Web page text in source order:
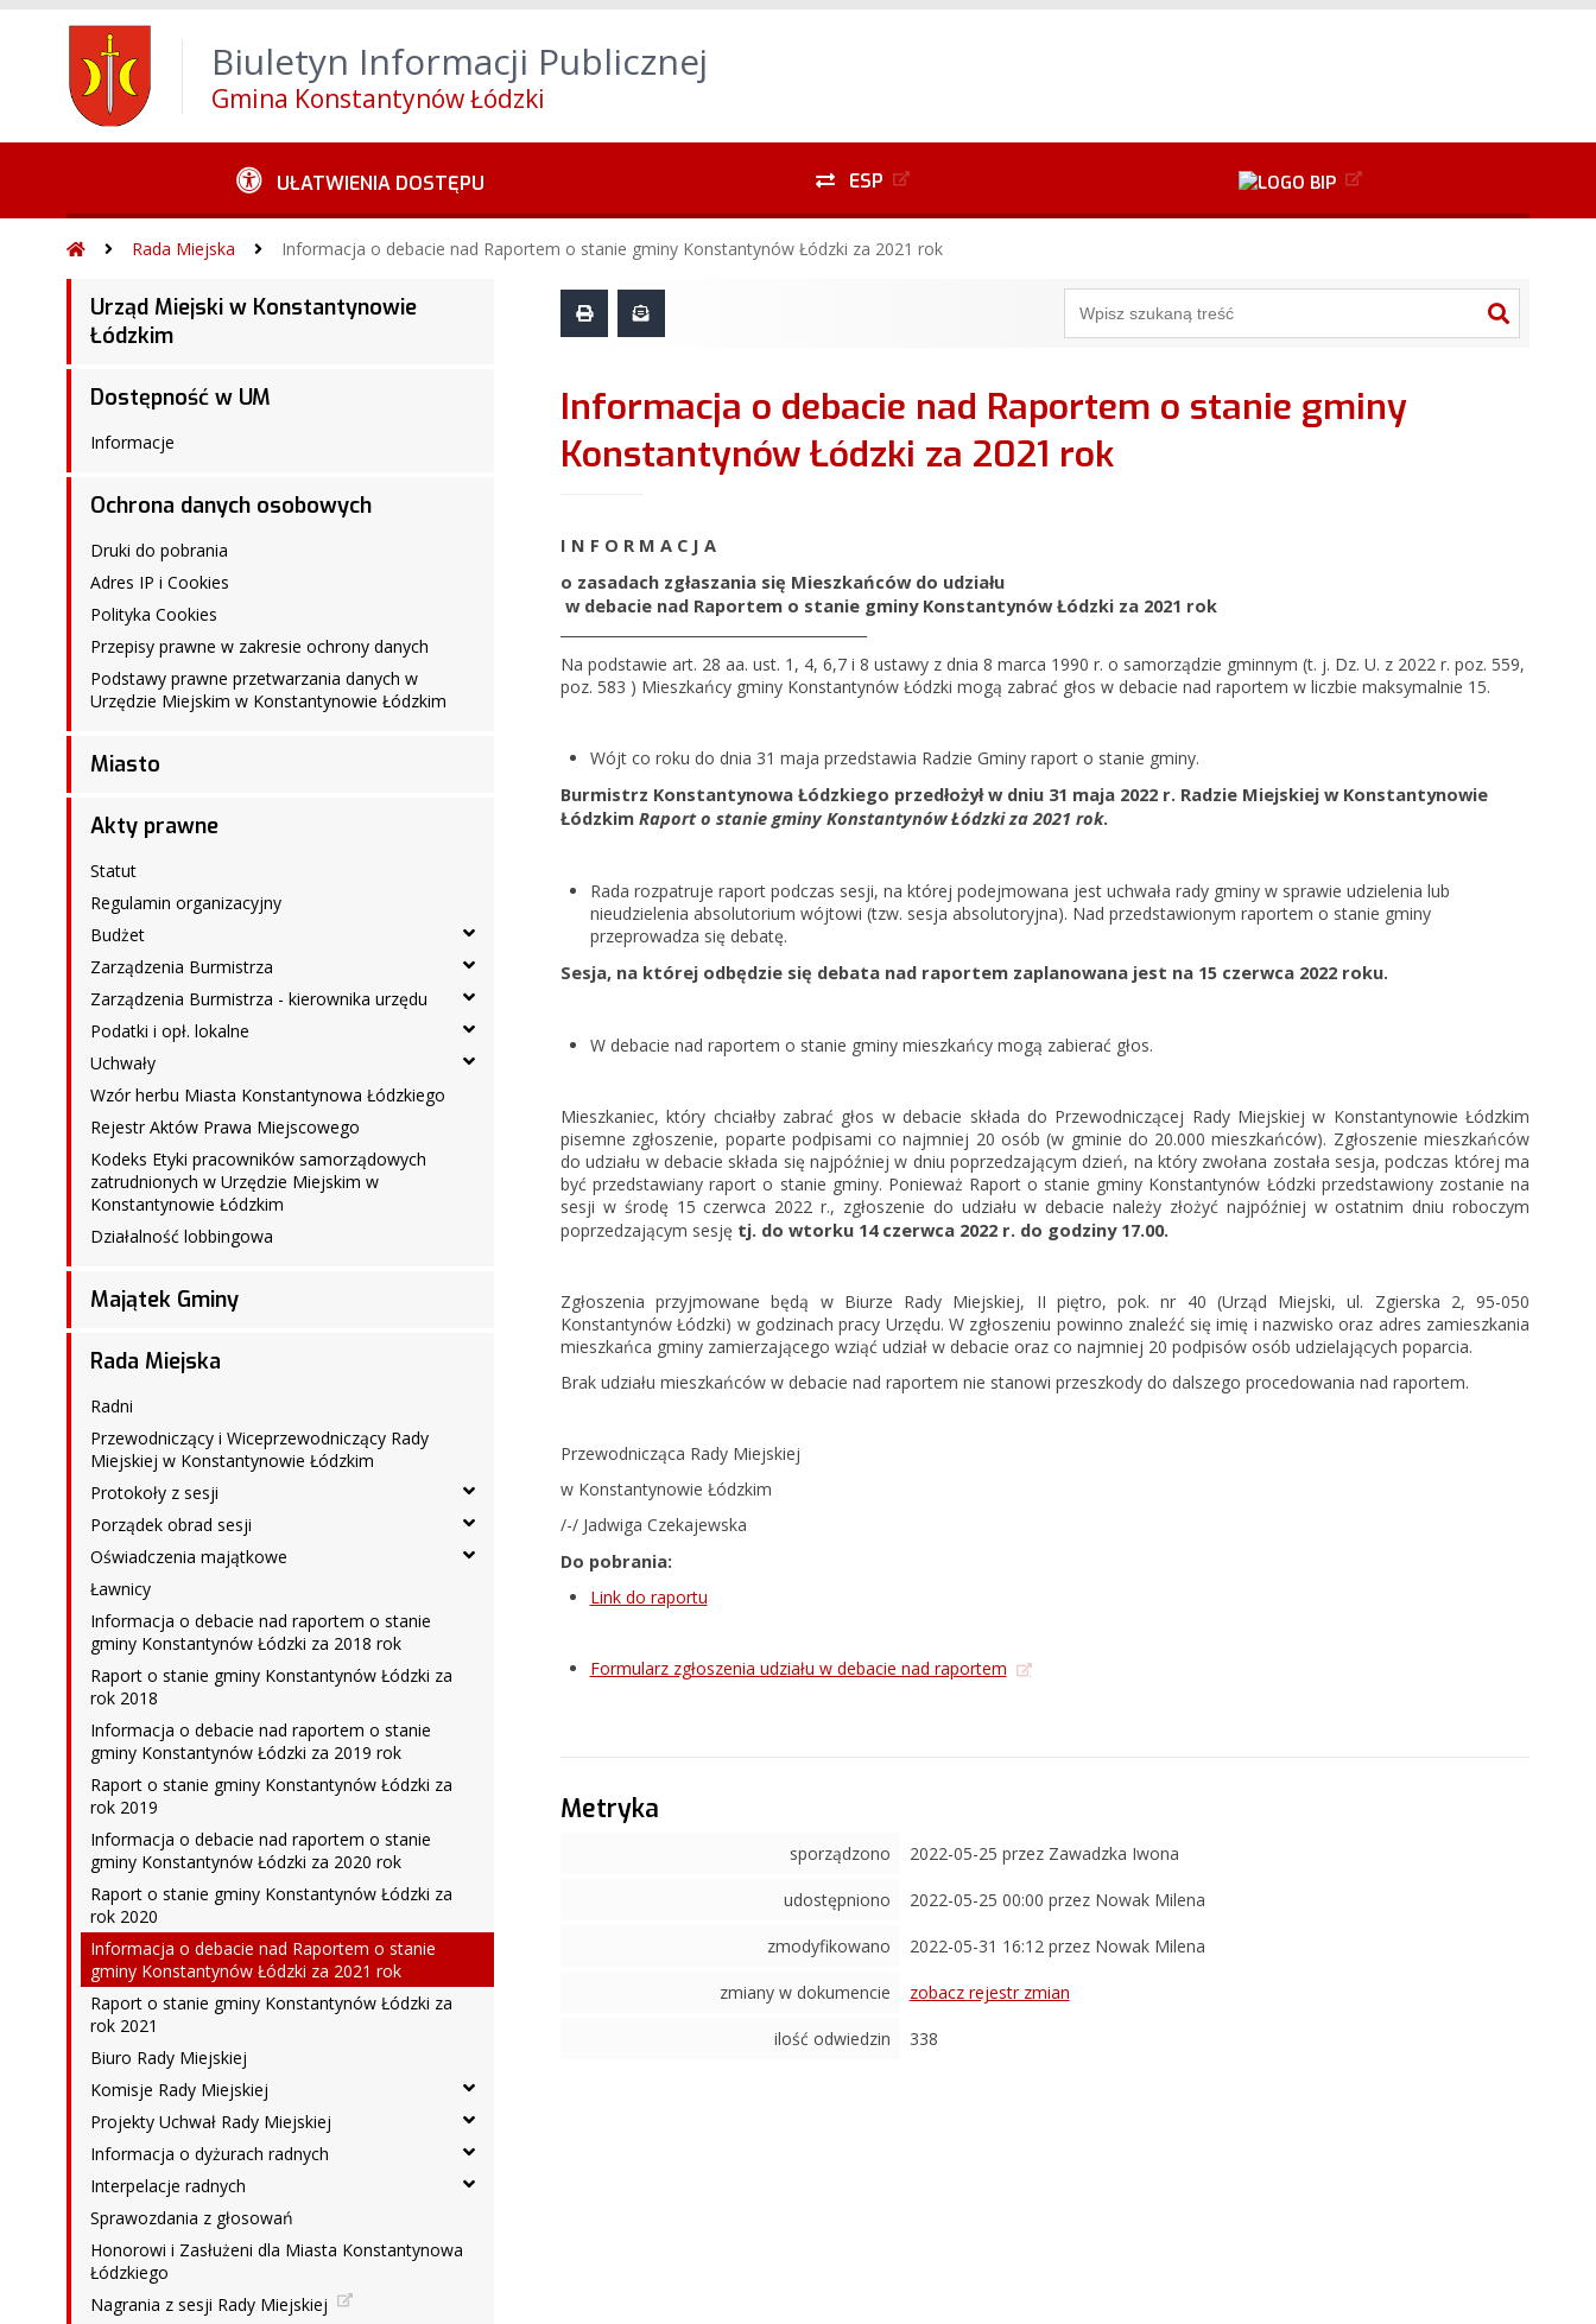
Przejdź do menu górnego
Alt + 4 Przejdź do menu lewego Alt
Biuletyn Informacji Publicznej
Gmina Konstantynów Łódzki
UŁATWIENIA DOSTĘPU ESP
Rada Miejska Informacja o debacie nad Raportem o stanie gminy Konstantynów Łódzki za 2021 rok
Urząd Miejski w Konstantynowie
Łódzkim
Dostępność w UM
Informacje
Ochrona danych osobowych
Druki do pobrania
Adres IP i Cookies
Polityka Cookies
Przepisy prawne w zakresie ochrony danych
Podstawy prawne przetwarzania danych w
Urzędzie Miejskim w Konstantynowie Łódzkim
Miasto
Akty prawne
Statut
Regulamin organizacyjny
Budżet
Zarządzenia Burmistrza
Zarządzenia Burmistrza - kierownika urzędu
Podatki i opł. lokalne
Uchwały
Wzór herbu Miasta Konstantynowa Łódzkiego
Rejestr Aktów Prawa Miejscowego
Kodeks Etyki pracowników samorządowych
zatrudnionych w Urzędzie Miejskim w
Konstantynowie Łódzkim
Działalność lobbingowa
Majątek Gminy
Rada Miejska
Radni
Przewodniczący i Wiceprzewodniczący Rady
Miejskiej w Konstantynowie Łódzkim
Protokoły z sesji
Porządek obrad sesji
Oświadczenia majątkowe
Ławnicy
Informacja o debacie nad raportem o stanie
gminy Konstantynów Łódzki za 2018 rok
Raport o stanie gminy Konstantynów Łódzki za
rok 2018
Informacja o debacie nad raportem o stanie
gminy Konstantynów Łódzki za 2019 rok
Raport o stanie gminy Konstantynów Łódzki za
rok 2019
Informacja o debacie nad raportem o stanie
gminy Konstantynów Łódzki za 2020 rok
Raport o stanie gminy Konstantynów Łódzki za
rok 2020
Informacja o debacie nad Raportem o stanie
gminy Konstantynów Łódzki za 2021 rok
Raport o stanie gminy Konstantynów Łódzki za
rok 2021
Biuro Rady Miejskiej
Komisje Rady Miejskiej
Projekty Uchwał Rady Miejskiej
Informacja o dyżurach radnych
Interpelacje radnych
Sprawozdania z głosowań
Honorowi i Zasłużeni dla Miasta Konstantynowa
Łódzkiego
Nagrania z sesji Rady Miejskiej
Informacja o debacie nad Raportem o stanie gminy
Konstantynów Łódzki za 2021 rok
I N F O R M A C J A
o zasadach zgłaszania się Mieszkańców do udziału
w debacie nad Raportem o stanie gminy Konstantynów Łódzki za 2021 rok
Na podstawie art. 28 aa. ust. 1, 4, 6,7 i 8 ustawy z dnia 8 marca 1990 r. o samorządzie gminnym (t. j. Dz. U. z 2022 r. poz. 559,
poz. 583 ) Mieszkańcy gminy Konstantynów Łódzki mogą zabrać głos w debacie nad raportem w liczbie maksymalnie 15.
Wójt co roku do dnia 31 maja przedstawia Radzie Gminy raport o stanie gminy.
Burmistrz Konstantynowa Łódzkiego przedłożył w dniu 31 maja 2022 r. Radzie Miejskiej w Konstantynowie
Łódzkim Raport o stanie gminy Konstantynów Łódzki za 2021 rok.
Rada rozpatruje raport podczas sesji, na której podejmowana jest uchwała rady gminy w sprawie udzielenia lub
nieudzielenia absolutorium wójtowi (tzw. sesja absolutoryjna). Nad przedstawionym raportem o stanie gminy
przeprowadza się debatę.
Sesja, na której odbędzie się debata nad raportem zaplanowana jest na 15 czerwca 2022 roku.
W debacie nad raportem o stanie gminy mieszkańcy mogą zabierać głos.
Mieszkaniec, który chciałby zabrać głos w debacie składa do Przewodniczącej Rady Miejskiej w Konstantynowie Łódzkim
pisemne zgłoszenie, poparte podpisami co najmniej 20 osób (w gminie do 20.000 mieszkańców). Zgłoszenie mieszkańców
do udziału w debacie składa się najpóźniej w dniu poprzedzającym dzień, na który zwołana została sesja, podczas której ma
być przedstawiany raport o stanie gminy. Ponieważ Raport o stanie gminy Konstantynów Łódzki przedstawiony zostanie na
sesji w środę 15 czerwca 2022 r., zgłoszenie do udziału w debacie należy złożyć najpóźniej w ostatnim dniu roboczym
poprzedzającym sesję tj. do wtorku 14 czerwca 2022 r. do godziny 17.00.
Zgłoszenia przyjmowane będą w Biurze Rady Miejskiej, II piętro, pok. nr 40 (Urząd Miejski, ul. Zgierska 2, 95-050
Konstantynów Łódzki) w godzinach pracy Urzędu. W zgłoszeniu powinno znaleźć się imię i nazwisko oraz adres zamieszkania
mieszkańca gminy zamierzającego wziąć udział w debacie oraz co najmniej 20 podpisów osób udzielających poparcia.
Brak udziału mieszkańców w debacie nad raportem nie stanowi przeszkody do dalszego procedowania nad raportem.
Przewodnicząca Rady Miejskiej
w Konstantynowie Łódzkim
/-/ Jadwiga Czekajewska
Do pobrania:
Link do raportu
Formularz zgłoszenia udziału w debacie nad raportem
Metryka
sporządzono 2022-05-25 przez Zawadzka Iwona
udostępniono 2022-05-25 00:00 przez Nowak Milena
zmodyfikowano 2022-05-31 16:12 przez Nowak Milena
zmiany w dokumencie zobacz rejestr zmian
ilość odwiedzin 338